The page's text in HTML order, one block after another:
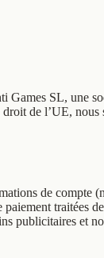
SL, une
de l’UE,
de compte
traitées
publicitaires et